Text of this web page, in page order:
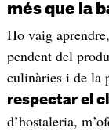
més que la
Ho vaig
pendent del
culinàries i de la
respectar el
d’hostaleria,